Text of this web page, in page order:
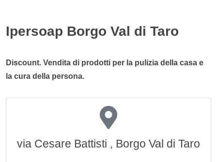
Ipersoap Borgo Val di Taro
Discount. Vendita di prodotti per la pulizia della casa e
la cura della persona.
via Cesare Battisti , Borgo Val di Taro